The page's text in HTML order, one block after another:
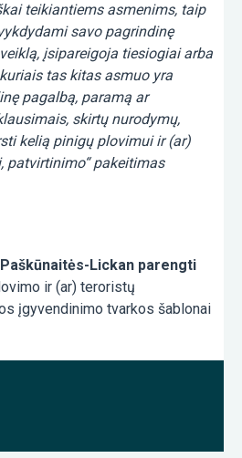
teikiantiems asmenims, taip
savo pagrindinę
įsipareigoja tiesiogiai arba
tas kitas asmuo yra
pagalbą, paramą ar
skirtų nurodymų,
kelią pinigų plovimui ir (ar)
patvirtinimo“ pakeitimas
Lickan parengti
ir (ar) teroristų
įgyvendinimo tvarkos šablonai